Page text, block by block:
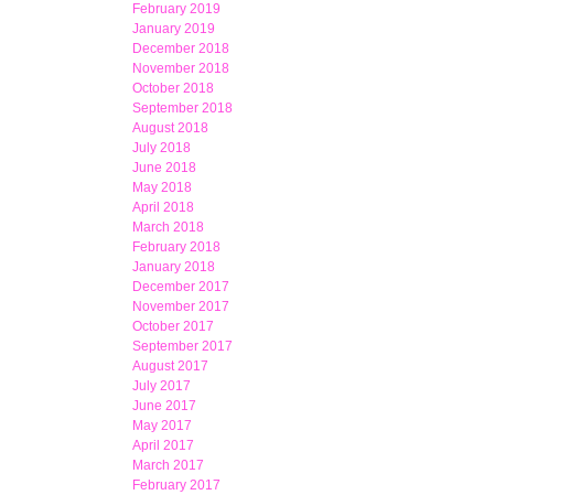
February 2019
January 2019
December 2018
November 2018
October 2018
September 2018
August 2018
July 2018
June 2018
May 2018
April 2018
March 2018
February 2018
January 2018
December 2017
November 2017
October 2017
September 2017
August 2017
July 2017
June 2017
May 2017
April 2017
March 2017
February 2017